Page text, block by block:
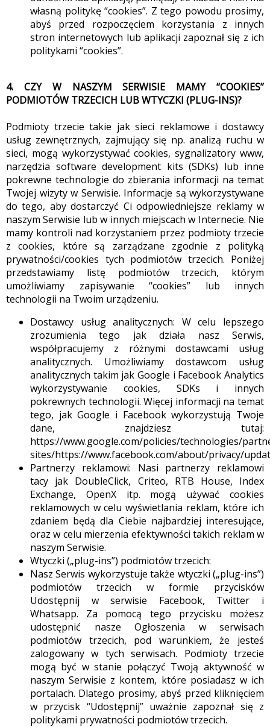
własną politykę “cookies”. Z tego powodu prosimy,
abyś przed rozpoczęciem korzystania z innych
stron internetowych lub aplikacji zapoznał się z ich
politykami “cookies”.
4. CZY W NASZYM SERWISIE MAMY “COOKIES”
PODMIOTÓW TRZECICH LUB WTYCZKI (PLUG-INS)?
Podmioty trzecie takie jak sieci reklamowe i dostawcy
usług zewnętrznych, zajmujący się np. analizą ruchu w
sieci, mogą wykorzystywać cookies, sygnalizatory www,
narzędzia software development kits (SDKs) lub inne
pokrewne technologie do zbierania informacji na temat
Twojej wizyty w Serwisie. Informacje są wykorzystywane
do tego, aby dostarczyć Ci odpowiedniejsze reklamy w
naszym Serwisie lub w innych miejscach w Internecie. Nie
mamy kontroli nad korzystaniem przez podmioty trzecie
z cookies, które są zarządzane zgodnie z polityką
prywatności/cookies tych podmiotów trzecich. Poniżej
przedstawiamy listę podmiotów trzecich, którym
umożliwiamy zapisywanie “cookies” lub innych
technologii na Twoim urządzeniu.
Dostawcy usług analitycznych: W celu lepszego
zrozumienia tego jak działa nasz Serwis,
współpracujemy z różnymi dostawcami usług
analitycznych. Umożliwiamy dostawcom usług
analitycznych takim jak Google i Facebook Analytics
wykorzystywanie cookies, SDKs i innych
pokrewnych technologii. Więcej informacji na temat
tego, jak Google i Facebook wykorzystują Twoje
dane, znajdziesz tutaj:
https://www.google.com/policies/technologies/
sites/https://www.facebook.com/about/privacy/
Partnerzy reklamowi: Nasi partnerzy reklamowi
tacy jak DoubleClick, Criteo, RTB House, Index
Exchange, OpenX itp. mogą używać cookies
reklamowych w celu wyświetlania reklam, które ich
zdaniem będą dla Ciebie najbardziej interesujące,
oraz w celu mierzenia efektywności takich reklam w
naszym Serwisie.
Wtyczki („plug-ins”) podmiotów trzecich:
Nasz Serwis wykorzystuje także wtyczki („plug-ins”)
podmiotów trzecich w formie przycisków
Udostępnij w serwisie Facebook, Twitter i
Whatsapp. Za pomocą tego przycisku możesz
udostępnić nasze Ogłoszenia w serwisach
podmiotów trzecich, pod warunkiem, że jesteś
zalogowany w tych serwisach. Podmioty trzecie
mogą być w stanie połączyć Twoją aktywność w
naszym Serwisie z kontem, które posiadasz w ich
portalach. Dlatego prosimy, abyś przed kliknięciem
w przycisk “Udostępnij” uważnie zapoznał się z
politykami prywatności podmiotów trzecich.